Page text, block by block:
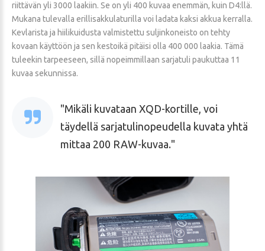
riittävän yli 3000 laakiin. Se on yli 400 kuvaa enemmän, kuin D4:llä.
Mukana tulevalla erillisakkulaturilla voi ladata kaksi akkua kerralla.
Kevlarista ja hiilikuidusta valmistettu suljinkoneisto on tehty
kovaan käyttöön ja sen kestoikä pitäisi olla 400 000 laakia. Tämä
tuleekin tarpeeseen, sillä nopeimmillaan sarjatuli paukuttaa 11
kuvaa sekunnissa.
Mikäli kuvataan XQD-kortille, voi
täydellä sarjatulinopeudella kuvata yhtä
mittaa 200 RAW-kuvaa.